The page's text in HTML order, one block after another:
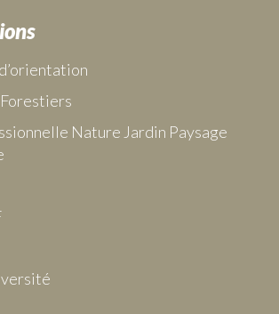
Nature Jardin Paysage